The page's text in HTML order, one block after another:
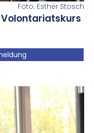
Foto: Esther Stosch